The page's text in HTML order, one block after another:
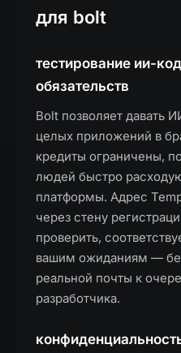
для bolt
тестирование ии-
обязательств
Bolt позволяет давать
целых приложений в
кредиты ограничены,
людей быстро
платформы. Адрес
через стену
проверить,
вашим ожиданиям —
реальной почты к
разработчика.